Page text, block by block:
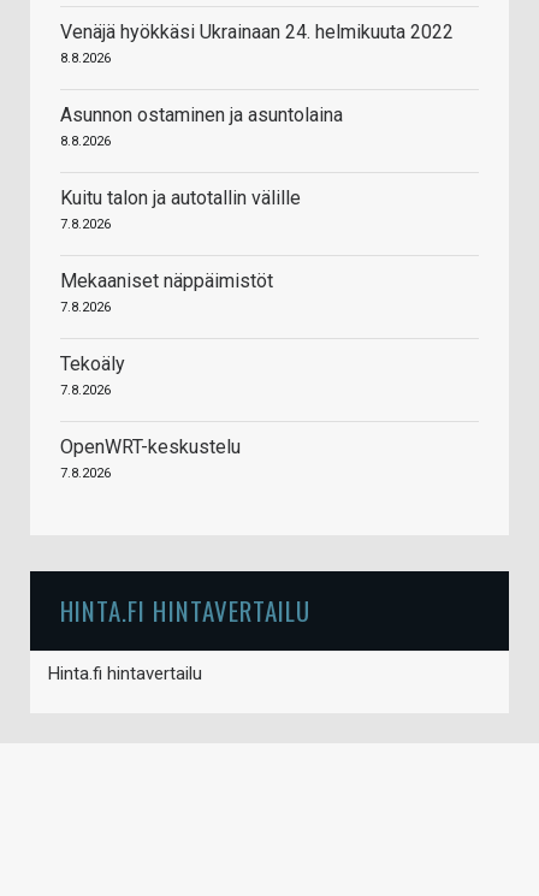
Venäjä hyökkäsi Ukrainaan 24. helmikuuta 2022
8.8.2026
Asunnon ostaminen ja asuntolaina
8.8.2026
Kuitu talon ja autotallin välille
7.8.2026
Mekaaniset näppäimistöt
7.8.2026
Tekoäly
7.8.2026
OpenWRT-keskustelu
7.8.2026
HINTA.FI HINTAVERTAILU
Hinta.fi hintavertailu